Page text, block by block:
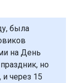
была
на День
но
и через 15